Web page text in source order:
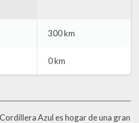
300 km
0 km
Azul es hogar de una gran